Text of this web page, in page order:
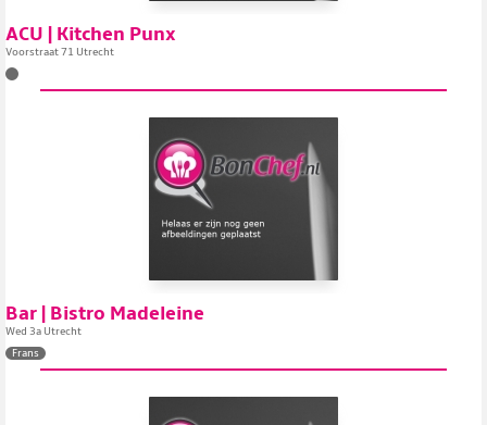
ACU | Kitchen Punx
Voorstraat 71 Utrecht
Bar | Bistro Madeleine
Wed 3a Utrecht
Frans